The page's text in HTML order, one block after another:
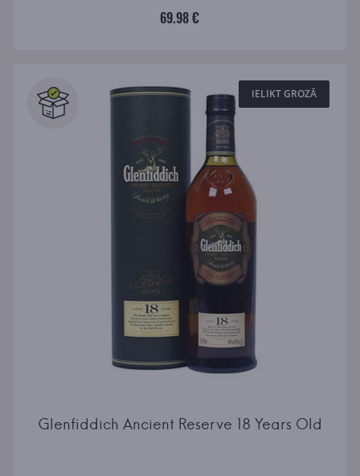
69.98 €
IELIKT GROZĀ
Glenfiddich Ancient Reserve 18 Years Old